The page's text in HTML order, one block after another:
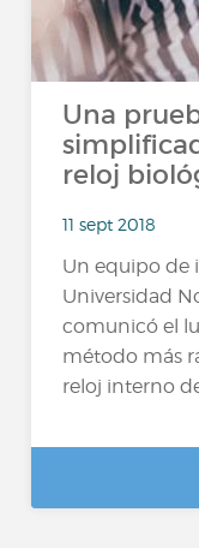
Una
reloj
11 sept 2018
Un equipo de
Universidad
comunicó el
método más
reloj interno